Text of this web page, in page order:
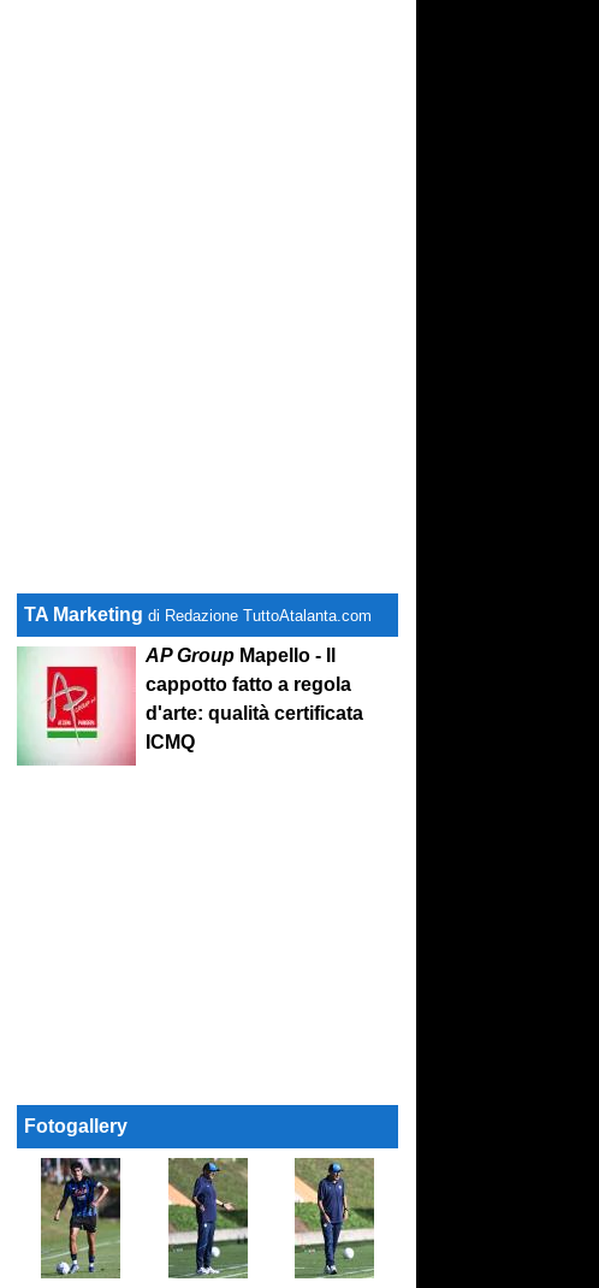
TA Marketing di Redazione TuttoAtalanta.com
AP Group Mapello - Il
cappotto fatto a regola
d'arte: qualità certificata
ICMQ
Fotogallery